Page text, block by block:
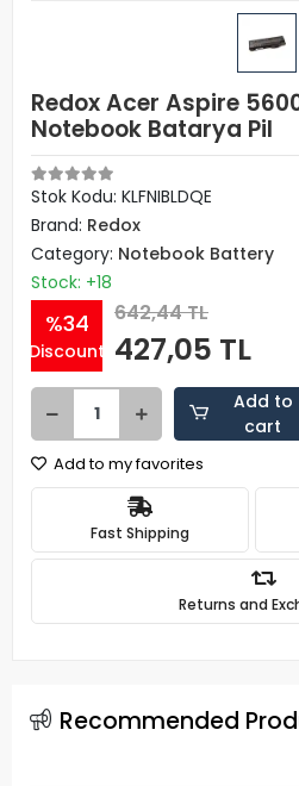
Redox Acer Aspire
Notebook Batarya Pil
Stok Kodu: KLFNIBLDQE
Brand: Redox
Category: Notebook Battery
Stock: +18
%34
Discount
642,44 TL
427,05 TL
Add to
cart
Add to my favorites
Fast Shipping
Returns and
Recommended